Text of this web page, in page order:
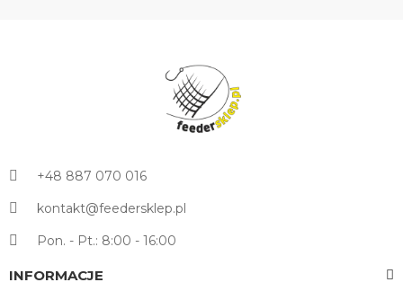
+48 887 070 016
kontakt@feedersklep.pl
Pon. - Pt.: 8:00 - 16:00
INFORMACJE